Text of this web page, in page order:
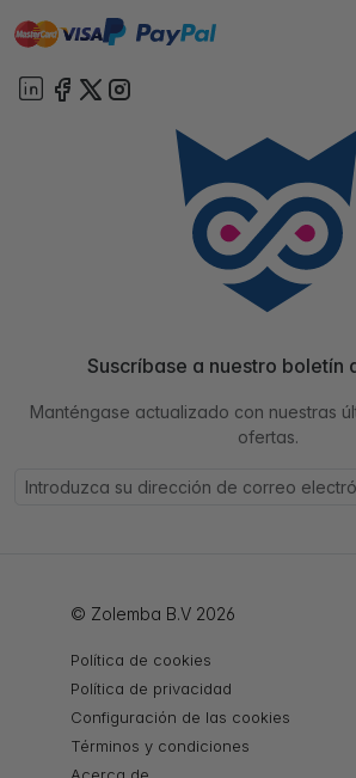
mastervisa paypal
Suscríbase a nuestro boletín
Manténgase actualizado con nuestras
ofertas.
© Zolemba B.V 2026
Política de cookies
Política de privacidad
Configuración de las cookies
Términos y condiciones